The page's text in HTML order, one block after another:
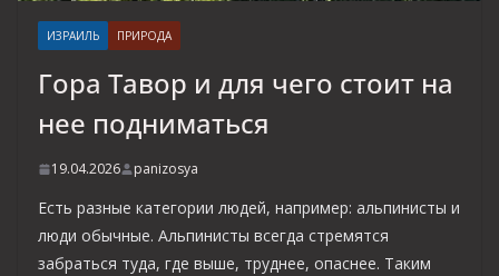
ИЗРАИЛЬ ПРИРОДА
Гора Тавор и для чего стоит на
нее подниматься
19.04.2026 panizosya
Есть разные категории людей, например: альпинисты и
люди обычные. Альпинисты всегда стремятся
забраться туда, где выше, труднее, опаснее. Таким